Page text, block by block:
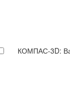
КОМПАС-3D: